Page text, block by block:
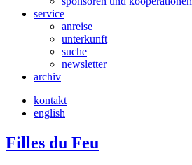
service
anreise
unterkunft
suche
newsletter
archiv
kontakt
english
Filles du Feu